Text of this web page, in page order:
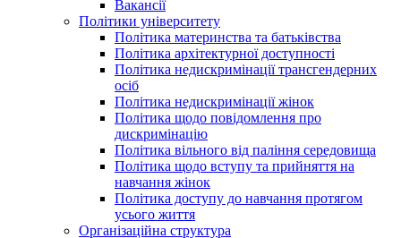
Вакансії
Політики університету
Політика материнства та батьківства
Політика архітектурної доступності
Політика недискримінації трансгендерних
осіб
Політика недискримінації жінок
Політика щодо повідомлення про
дискримінацію
Політика вільного від паління середовища
Політика щодо вступу та прийняття на
навчання жінок
Політика доступу до навчання протягом
усього життя
Організаційна структура